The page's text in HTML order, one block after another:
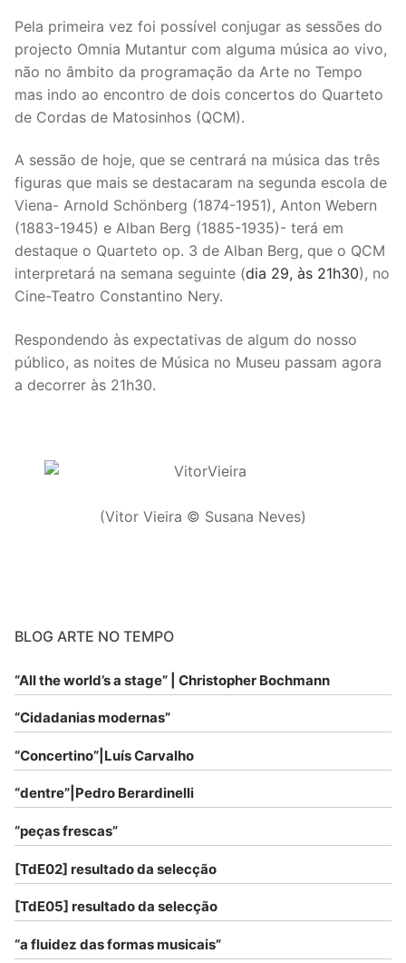
Pela primeira vez foi possível conjugar as sessões do
projecto Omnia Mutantur com alguma música ao vivo,
não no âmbito da programação da Arte no Tempo
mas indo ao encontro de dois concertos do Quarteto
de Cordas de Matosinhos (QCM).
A sessão de hoje, que se centrará na música das três
figuras que mais se destacaram na segunda escola de
Viena- Arnold Schönberg (1874-1951), Anton Webern
(1883-1945) e Alban Berg (1885-1935)- terá em
destaque o Quarteto op. 3 de Alban Berg, que o QCM
interpretará na semana seguinte (dia 29, às 21h30), no
Cine-Teatro Constantino Nery.
Respondendo às expectativas de algum do nosso
público, as noites de Música no Museu passam agora
a decorrer às 21h30.
(Vitor Vieira © Susana Neves)
BLOG ARTE NO TEMPO
“All the world’s a stage” | Christopher Bochmann
“Cidadanias modernas”
“Concertino”|Luís Carvalho
“dentre”|Pedro Berardinelli
“peças frescas”
[TdE02] resultado da selecção
[TdE05] resultado da selecção
“a fluidez das formas musicais”